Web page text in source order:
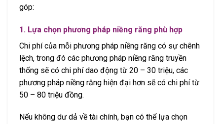
góp:
1. Lựa chọn phương pháp niềng răng phù hợp
Chi phí của mỗi phương pháp niềng răng có sự chênh
lệch, trong đó các phương pháp niềng răng truyền
thống sẽ có chi phí dao động từ 20 – 30 triệu, các
phương pháp niềng răng hiện đại hơn sẽ có chi phí từ
50 – 80 triệu đồng.
Nếu không dư dả về tài chính, bạn có thể lựa chọn